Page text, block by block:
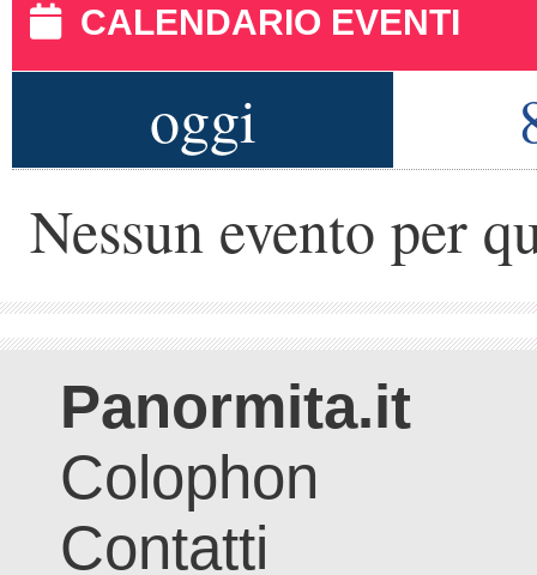
CALENDARIO EVENTI
oggi
Nessun evento per
Panormita.it
Colophon
Contatti